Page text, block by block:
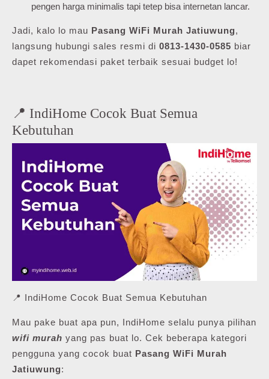
pengen harga minimalis tapi tetep bisa internetan lancar.
Jadi, kalo lo mau Pasang WiFi Murah Jatiuwung,
langsung hubungi sales resmi di 0813-1430-0585 biar
dapet rekomendasi paket terbaik sesuai budget lo!
📍 IndiHome Cocok Buat Semua
Kebutuhan
📍 IndiHome Cocok Buat Semua Kebutuhan
Mau pake buat apa pun, IndiHome selalu punya pilihan
wifi murah yang pas buat lo. Cek beberapa kategori
pengguna yang cocok buat Pasang WiFi Murah
Jatiuwung: